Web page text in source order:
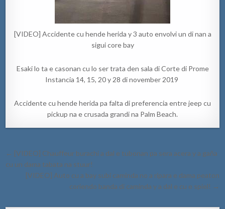
[VIDEO] Accidente cu hende herida y 3 auto envolvi un di nan a
sigui core bay
Esaki lo ta e casonan cu lo ser trata den sala di Corte di Prome
Instancia 14, 15, 20 y 28 di november 2019
Accidente cu hende herida pa falta di preferencia entre jeep cu
pickup na e crusada grandi na Palm Beach.
Post
navigation
← [VIDEO] Chauffeur burachi a dal e tubonan pa sera acera y a gaña
cu un dama tabata na stuur!
[VIDEO] Auto cu a bay subi caminda no a ripara e dama peaton
coriendo banda di caminda y a dal e cu e spiel! →